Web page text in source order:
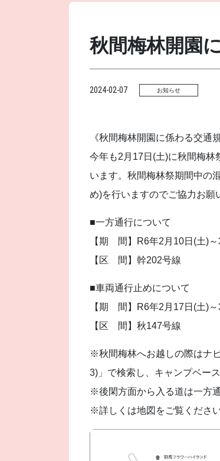
秋間梅林開園
2024-02-07 お知らせ
《秋間梅林開園に係わる交通
今年も2月17日(土)に秋間梅林
います。秋間梅林祭期間中の
め)を行いますのでご協力お願
■一方通行について
【期 間】R6年2月10日(土)
【区 間】幹202号線
■車両通行止めについて
【期 間】R6年2月17日(土)
【区 間】秋147号線
※秋間梅林へお越しの際はナ
3)」で検索し、キャンプベー
※後閑方面から入る道は一方
※詳しくは地図をご覧ください